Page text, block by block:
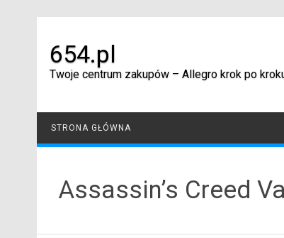
654.pl
Twoje centrum zakupów – Allegro krok po
STRONA GŁÓWNA
Assassin’s Creed